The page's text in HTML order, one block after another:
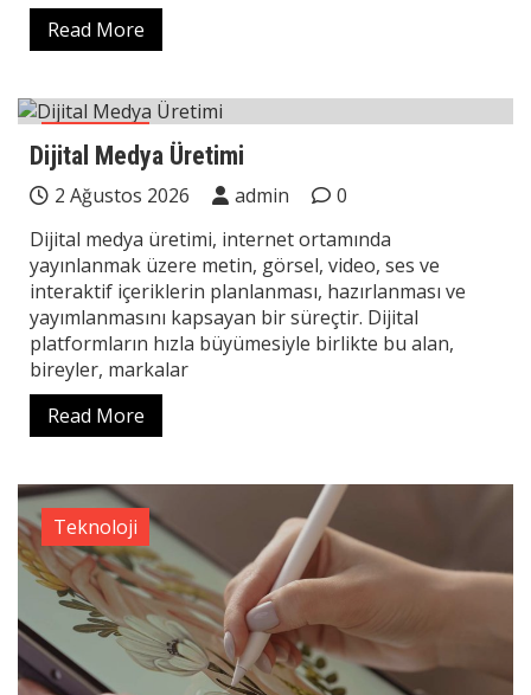
Read More
Teknoloji
Dijital Medya Üretimi
2 Ağustos 2026 admin
0
Dijital medya üretimi, internet ortamında
yayınlanmak üzere metin, görsel, video, ses ve
interaktif içeriklerin planlanması, hazırlanması ve
yayımlanmasını kapsayan bir süreçtir. Dijital
platformların hızla büyümesiyle birlikte bu alan,
bireyler, markalar
Read More
Teknoloji